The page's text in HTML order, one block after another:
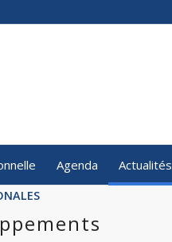
Agenda Actualités